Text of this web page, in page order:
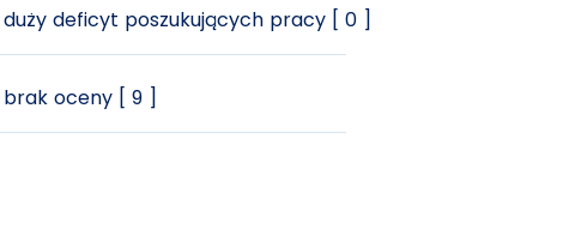
duży deficyt poszukujących pracy [ 0 ]
brak oceny [ 9 ]